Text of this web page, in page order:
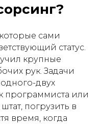
сами
статус.
крупные
рук. Задачи
двух
программиста или
погрузить в
время, когда